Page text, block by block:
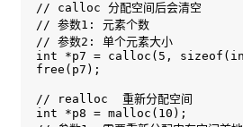
// calloc 分配空间后会清空
// 参数1: 元素个数
// 参数2: 单个元素大小
int *p7 = calloc(5,
free(p7);
// realloc  重新分配空间
int *p8 = malloc(10);